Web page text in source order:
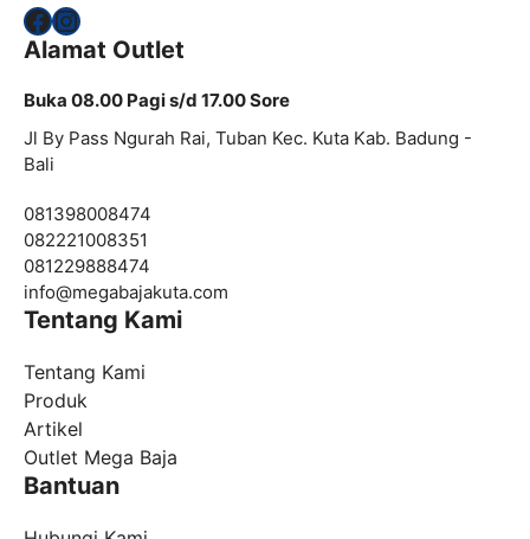
Facebook
Instagram
Alamat Outlet
Buka 08.00 Pagi s/d 17.00 Sore
Jl By Pass Ngurah Rai, Tuban Kec. Kuta Kab. Badung -
Bali
081398008474
082221008351
081229888474
info@megabajakuta.com
Tentang Kami
Tentang Kami
Produk
Artikel
Outlet Mega Baja
Bantuan